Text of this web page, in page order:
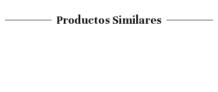
Productos Similares